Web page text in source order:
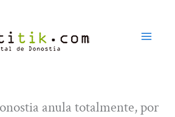
anula totalmente, por